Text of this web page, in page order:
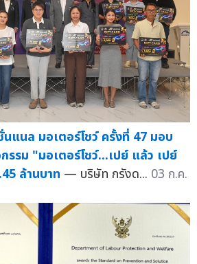
แนล มอเตอร์โชว์ ครั้งที่ 47 มอบ
รรม "มอเตอร์โชว์...เปย์ แล้ว เปย์
ล้านบาท — บริษัท กรังด... 03 ก.ค.